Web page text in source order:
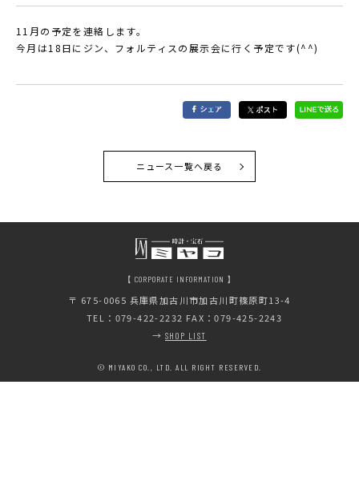
11月の予定を連絡します。
今月は18日にジン、フォルティスの展示会に行く予定です(^^)
ニュース一覧へ戻る
【 CORPORATE INFORMATION 】
〒 675-0065 兵庫県加古川市加古川町篠原町13-4
TEL：079-422-2232 FAX：079-425-2243
→SHOP LIST
© MIYAKO CO., LTD. ALL RIGHT RESERVED.